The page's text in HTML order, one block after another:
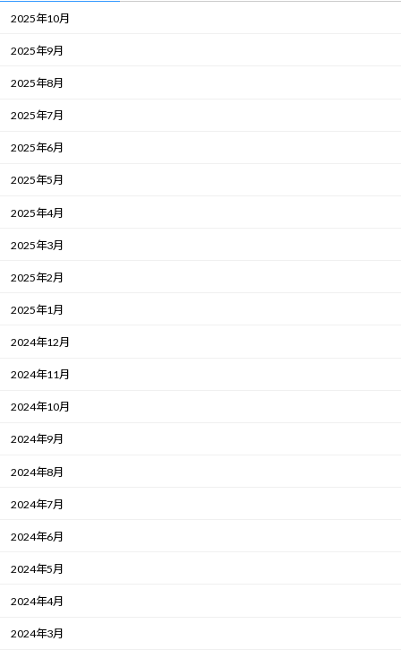
2025年10月
2025年9月
2025年8月
2025年7月
2025年6月
2025年5月
2025年4月
2025年3月
2025年2月
2025年1月
2024年12月
2024年11月
2024年10月
2024年9月
2024年8月
2024年7月
2024年6月
2024年5月
2024年4月
2024年3月